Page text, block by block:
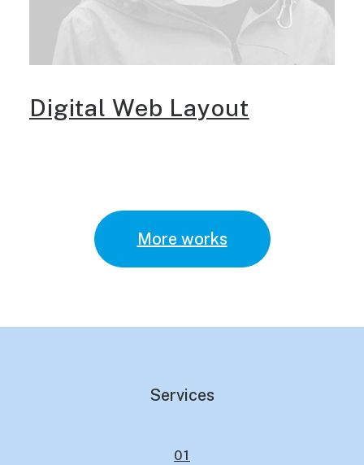
Digital Web Layout
More works
Services
01